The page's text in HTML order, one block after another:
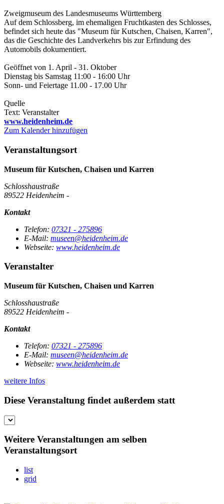
Zweigmuseum des Landesmuseums Württemberg
Auf dem Schlossberg, im ehemaligen Fruchtkasten des Schlosses,
befindet sich heute das "Museum für Kutschen, Chaisen, Karren",
das die Geschichte des Landverkehrs bis zur Erfindung des
Automobils dokumentiert.
Geöffnet von 1. April - 31. Oktober
Dienstag bis Samstag 11:00 - 16:00 Uhr
Sonn- und Feiertage 11.00 - 17.00 Uhr
Quelle
Text: Veranstalter
www.heidenheim.de
Zum Kalender hinzufügen
Veranstaltungsort
Museum für Kutschen, Chaisen und Karren
Schlosshaustraße
89522 Heidenheim -
Kontakt
Telefon: 07321 - 275896
E-Mail: museen@heidenheim.de
Webseite: www.heidenheim.de
Veranstalter
Museum für Kutschen, Chaisen und Karren
Schlosshaustraße
89522 Heidenheim -
Kontakt
Telefon: 07321 - 275896
E-Mail: museen@heidenheim.de
Webseite: www.heidenheim.de
weitere Infos
Diese Veranstaltung findet außerdem statt
Weitere Veranstaltungen am selben
Veranstaltungsort
list
grid